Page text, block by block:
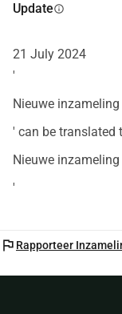
Updateinfo
21 July 2024
'
Nieuwe
' can be translated
Nieuwe
'
flag Rapporteer